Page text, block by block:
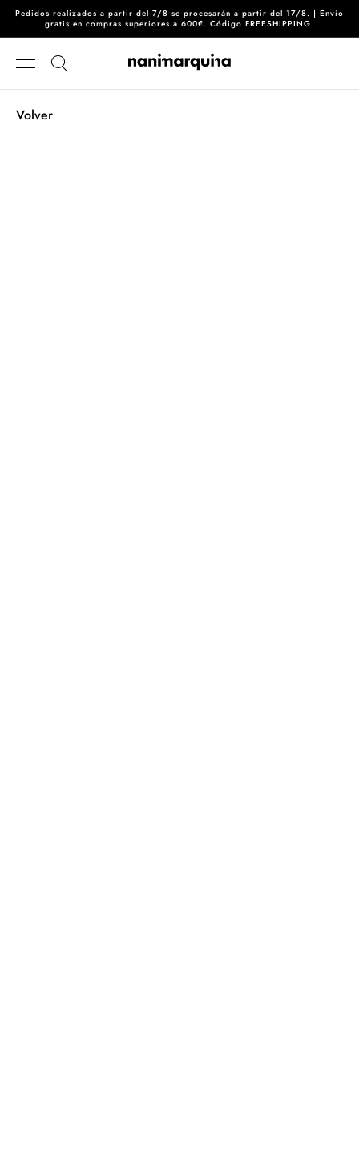
Ir directamente al contenido
Pedidos realizados a partir del 7/8 se procesarán a partir del 17/8. | Envío
gratis en compras superiores a 600€. Código FREESHIPPING
Volver